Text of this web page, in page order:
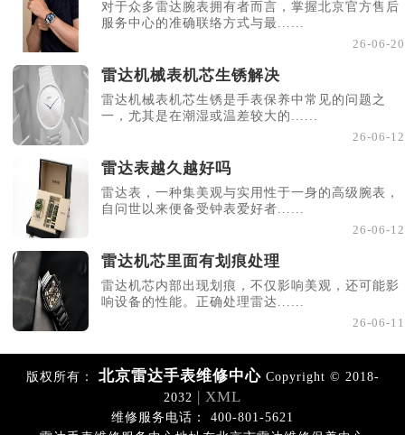
对于众多雷达腕表拥有者而言，掌握北京官方售后
服务中心的准确联络方式与最......
26-06-20
雷达机械表机芯生锈解决
雷达机械表机芯生锈是手表保养中常见的问题之
一，尤其是在潮湿或温差较大的......
26-06-12
雷达表越久越好吗
雷达表，一种集美观与实用性于一身的高级腕表，
自问世以来便备受钟表爱好者......
26-06-12
雷达机芯里面有划痕处理
雷达机芯内部出现划痕，不仅影响美观，还可能影
响设备的性能。正确处理雷达......
26-06-11
版权所有： 北京雷达手表维修中心Copyright © 2018-
2032 | XML
维修服务电话： 400-801-5621